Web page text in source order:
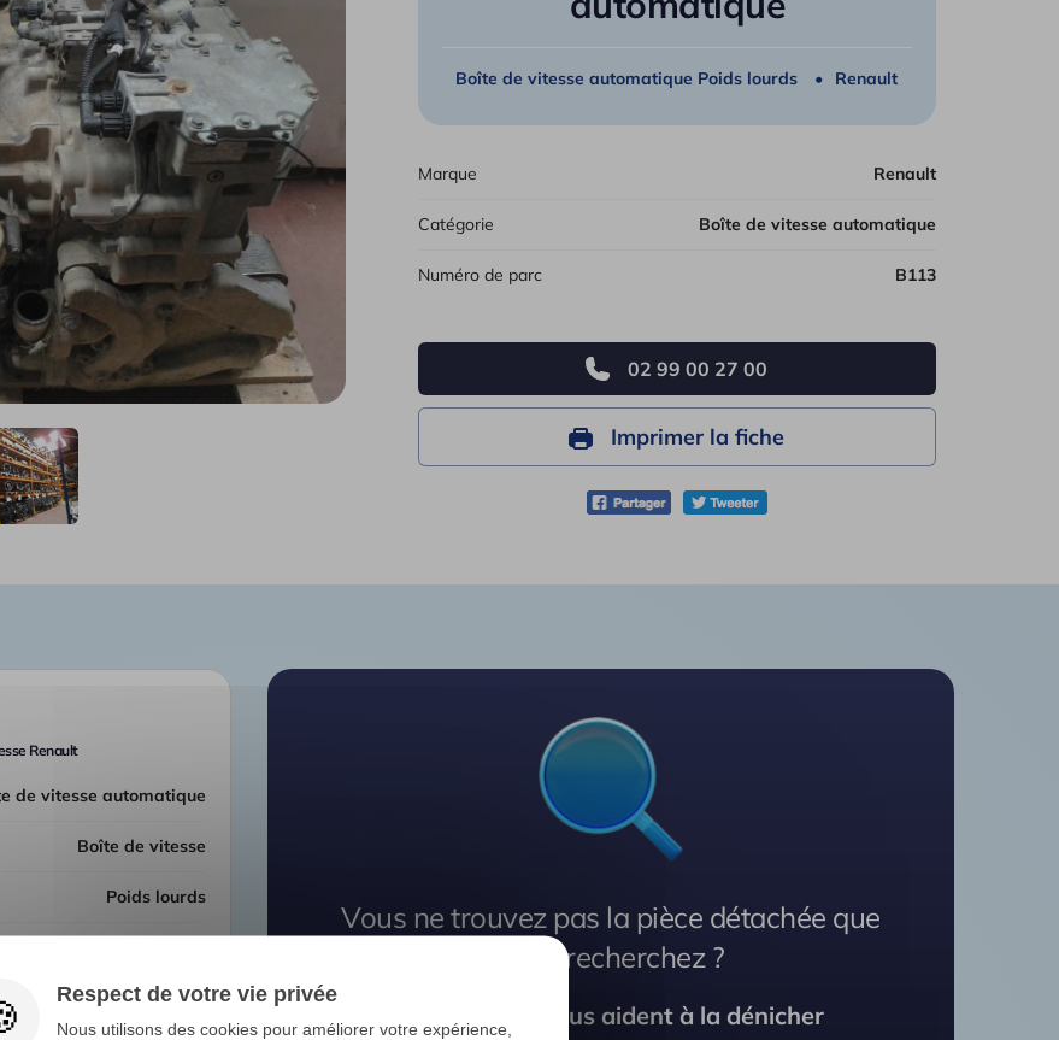
Tous les véhicules
Boîte de vitesse automatique Poids lourds Renault
Marque Renault
Catégorie Boîte de vitesse automatique
Numéro de parc B113
02 99 00 27 00
Imprimer la fiche
Renault
de vitesse automatique
Boîte de vitesse
Poids lourds
20074110021
Vous ne trouvez pas la pièce détachée que
vous recherchez ?
Nos experts vous aident à la dénicher
Respect de votre vie privée
Nous utilisons des cookies pour améliorer votre expérience,